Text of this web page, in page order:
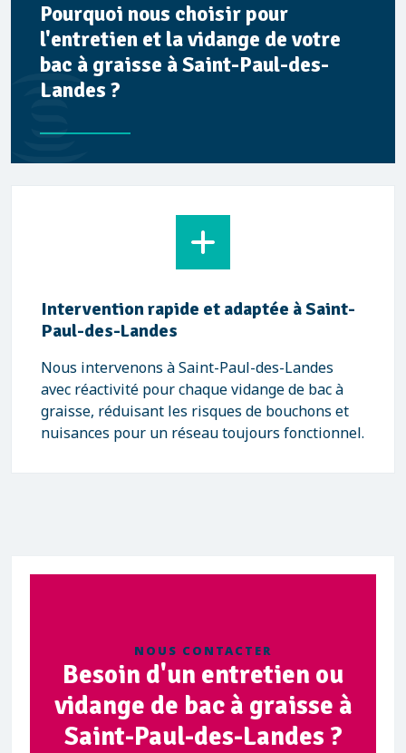
Pourquoi nous choisir pour
l'entretien et la vidange de votre
bac à graisse à Saint-Paul-des-
Landes ?
Intervention rapide et adaptée à Saint-
Paul-des-Landes
Nous intervenons à Saint-Paul-des-Landes
avec réactivité pour chaque vidange de bac à
graisse, réduisant les risques de bouchons et
nuisances pour un réseau toujours fonctionnel.
NOUS CONTACTER
Besoin d'un entretien ou
vidange de bac à graisse à
Saint-Paul-des-Landes ?